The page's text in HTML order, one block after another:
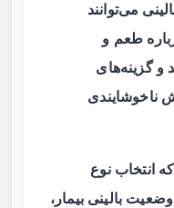
می‌توانند
طعم و
و گزینه‌های
ناخوشایندی
انتخاب نوع
بالینی بیمار،